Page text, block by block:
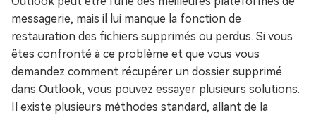
messagerie, mais il lui manque la fonction de
restauration des fichiers supprimés ou perdus. Si vous
êtes confronté à ce problème et que vous vous
demandez comment récupérer un dossier supprimé
dans Outlook, vous pouvez essayer plusieurs solutions.
Il existe plusieurs méthodes standard, allant de la